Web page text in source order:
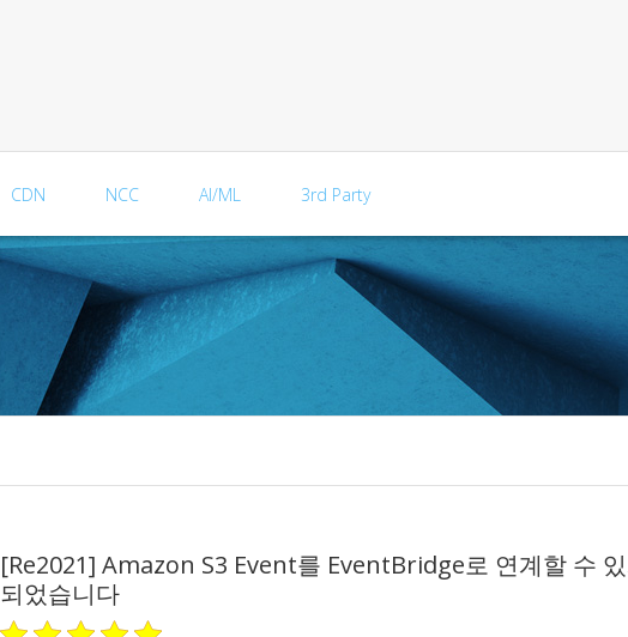
CDN NCC AI/ML 3rd Party
[Re2021] Amazon S3 Event를 EventBridge로 연계할 수
되었습니다